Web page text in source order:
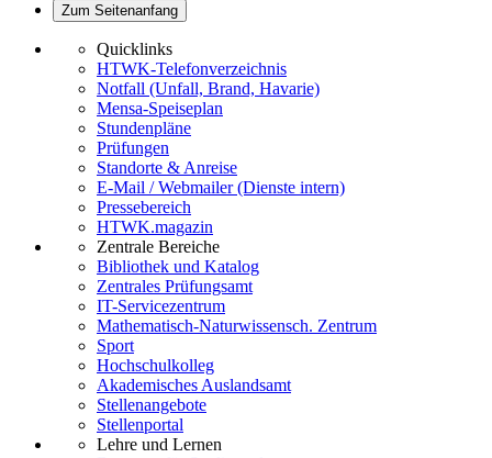
Zum Seitenanfang
Quicklinks
HTWK-Telefonverzeichnis
Notfall (Unfall, Brand, Havarie)
Mensa-Speiseplan
Stundenpläne
Prüfungen
Standorte & Anreise
E-Mail / Webmailer (Dienste intern)
Pressebereich
HTWK.magazin
Zentrale Bereiche
Bibliothek und Katalog
Zentrales Prüfungsamt
IT-Servicezentrum
Mathematisch-Naturwissensch. Zentrum
Sport
Hochschulkolleg
Akademisches Auslandsamt
Stellenangebote
Stellenportal
Lehre und Lernen